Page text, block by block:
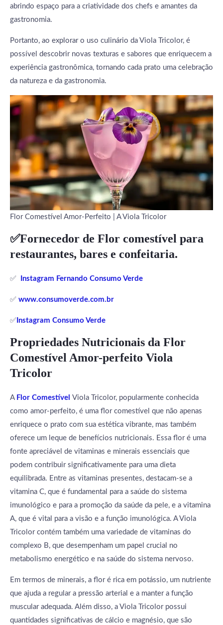
abrindo espaço para a criatividade dos chefs e amantes da
gastronomia.
Portanto, ao explorar o uso culinário da Viola Tricolor, é
possível descobrir novas texturas e sabores que enriquecem a
experiência gastronômica, tornando cada prato uma celebração
da natureza e da gastronomia.
Flor Comestível Amor-Perfeito | A Viola Tricolor
✅Fornecedor de Flor comestível para
restaurantes, bares e confeitaria.
✅ Instagram Fernando Consumo Verde
✅ www.consumoverde.com.br
✅ Instagram Consumo Verde
Propriedades Nutricionais da Flor
Comestível Amor-perfeito Viola
Tricolor
A Flor Comestível Viola Tricolor, popularmente conhecida
como amor-perfeito, é uma flor comestível que não apenas
enriquece o prato com sua estética vibrante, mas também
oferece um leque de benefícios nutricionais. Essa flor é uma
fonte apreciável de vitaminas e minerais essenciais que
podem contribuir significativamente para uma dieta
equilibrada. Entre as vitaminas presentes, destacam-se a
vitamina C, que é fundamental para a saúde do sistema
imunológico e para a promoção da saúde da pele, e a vitamina
A, que é vital para a visão e a função imunológica. A Viola
Tricolor contém também uma variedade de vitaminas do
complexo B, que desempenham um papel crucial no
metabolismo energético e na saúde do sistema nervoso.
Em termos de minerais, a flor é rica em potássio, um nutriente
que ajuda a regular a pressão arterial e a manter a função
muscular adequada. Além disso, a Viola Tricolor possui
quantidades significativas de cálcio e magnésio, que são